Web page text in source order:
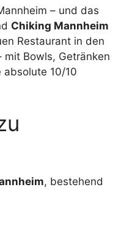
– und das
Chiking Mannheim
Restaurant in den
mit Bowls, Getränken
absolute 10/10
, bestehend